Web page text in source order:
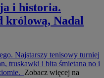
i historia.
królową, Nadal
Najstarszy tenisowy turniej
truskawki i bita śmietana no i
Zobacz więcej na